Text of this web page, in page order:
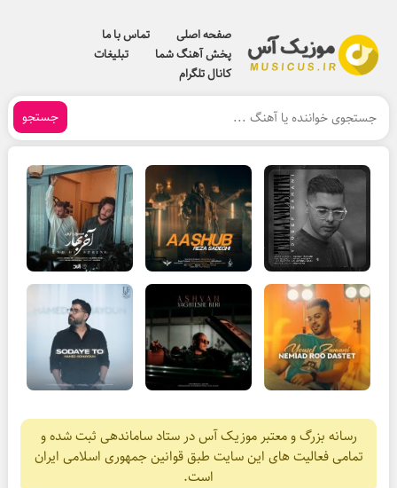
صفحه اصلی
تماس با ما
پخش آهنگ شما
تبلیغات
کانال تلگرام
جستجو
رسانه بزرگ و معتبر موزیک آس در ستاد ساماندهی ثبت شده و
تمامی فعالیت های این سایت طبق قوانین جمهوری اسلامی ایران
است.